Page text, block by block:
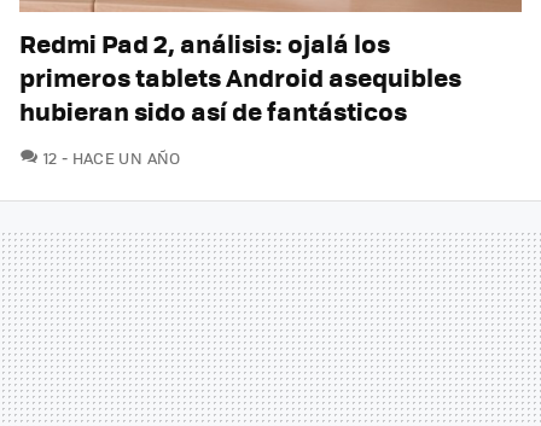
Redmi Pad 2, análisis: ojalá los
primeros tablets Android asequibles
hubieran sido así de fantásticos
12 COMENTARIOS
HACE UN AÑO